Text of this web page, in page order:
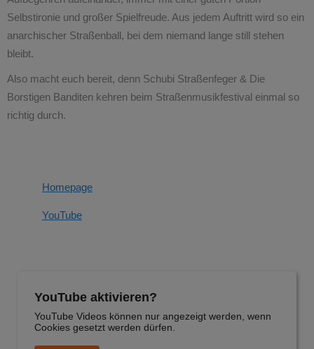
Selbstironie und großer Spielfreude. Aus jedem Auftritt wird so ein
anarchischer Straßenball, bei dem niemand lange still stehen
bleibt.
Also macht euch bereit, denn Schubi Straßenfeger & Die
Borstigen Banditen kehren beim Straßenmusikfestival einmal so
richtig durch.
Homepage
YouTube
YouTube aktivieren?
YouTube Videos können nur angezeigt werden, wenn
Cookies gesetzt werden dürfen.